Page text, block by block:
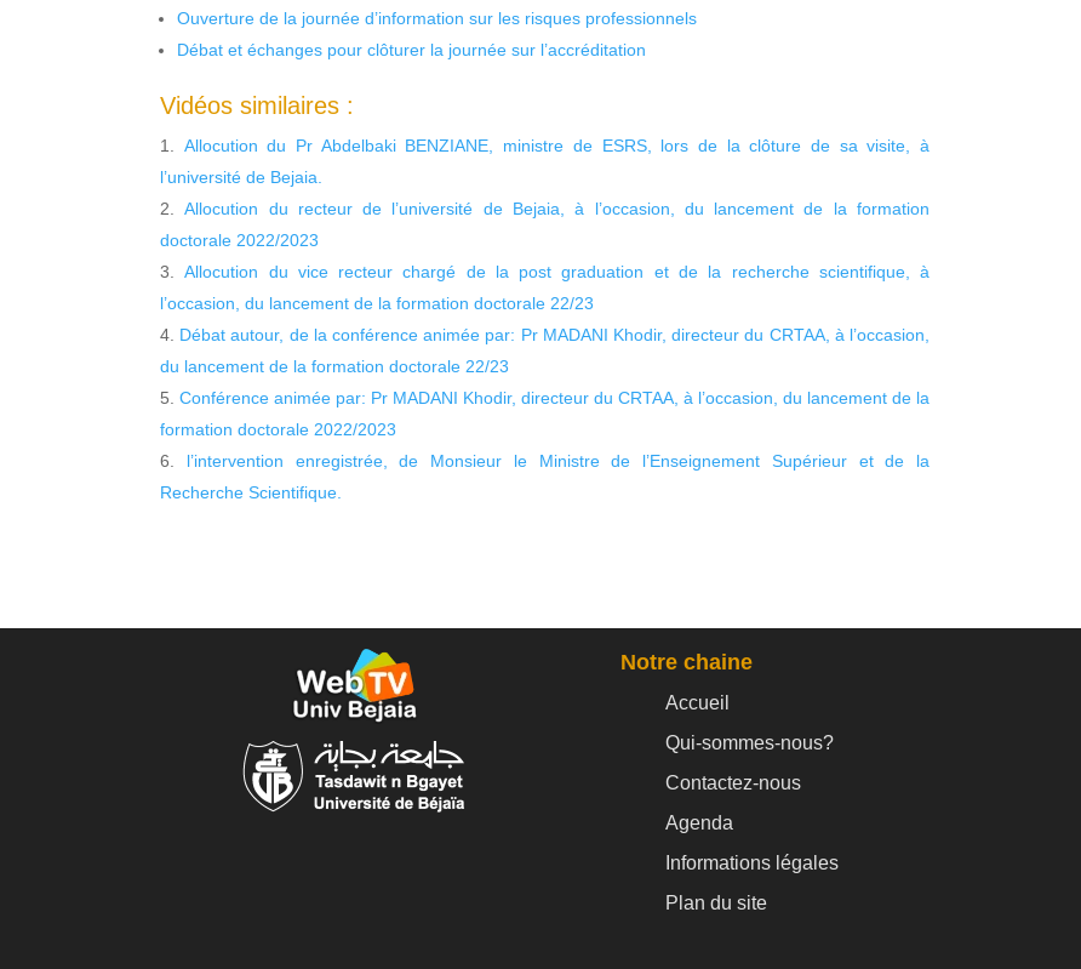
Ouverture de la journée d’information sur les risques professionnels
Débat et échanges pour clôturer la journée sur l’accréditation
Vidéos similaires :
Allocution du Pr Abdelbaki BENZIANE, ministre de ESRS, lors de la clôture de sa visite, à
l’université de Bejaia.
Allocution du recteur de l’université de Bejaia, à l’occasion, du lancement de la formation
doctorale 2022/2023
Allocution du vice recteur chargé de la post graduation et de la recherche scientifique, à
l’occasion, du lancement de la formation doctorale 22/23
Débat autour, de la conférence animée par: Pr MADANI Khodir, directeur du CRTAA, à l’occasion,
du lancement de la formation doctorale 22/23
Conférence animée par: Pr MADANI Khodir, directeur du CRTAA, à l’occasion, du lancement de la
formation doctorale 2022/2023
l’intervention enregistrée, de Monsieur le Ministre de l’Enseignement Supérieur et de la
Recherche Scientifique.
Notre chaine
Accueil
Qui-sommes-nous?
Contactez-nous
Agenda
Informations légales
Plan du site